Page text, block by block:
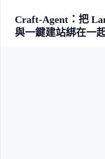
Craft-Agent：把
與一鍵建站綁在一